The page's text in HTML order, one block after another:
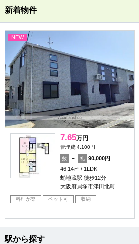
新着物件
NEW
7.65万円
管理費:4,100円
敷 － 礼
90,000円
46.14㎡
1LDK
蛸地蔵駅 徒歩12分
大阪府貝塚市津田北町
料理が楽 ペット可 収納
駅から探す